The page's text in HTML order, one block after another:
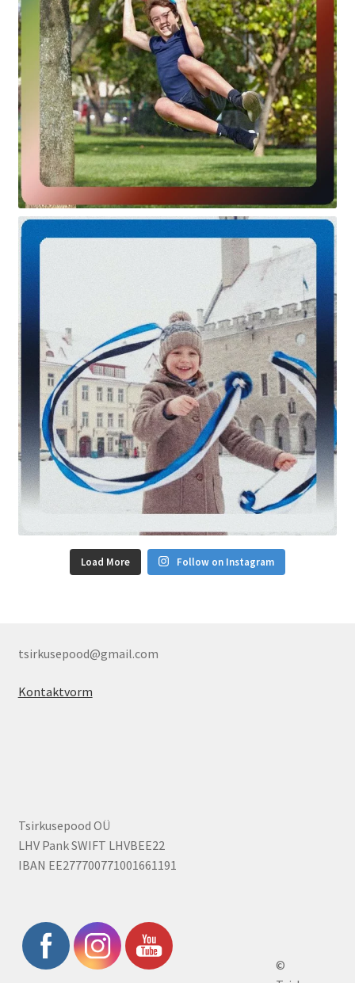
Load More Follow on Instagram
tsirkusepood@gmail.com
Kontaktvorm
Tsirkusepood OÜ
LHV Pank SWIFT LHVBEE22
IBAN EE277700771001661191
©